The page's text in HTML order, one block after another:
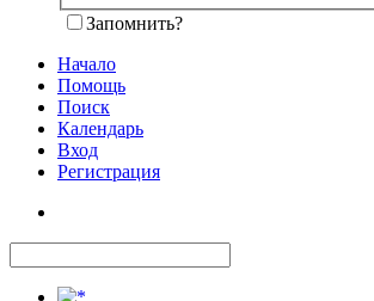
Запомнить?
Начало
Помощь
Поиск
Календарь
Вход
Регистрация